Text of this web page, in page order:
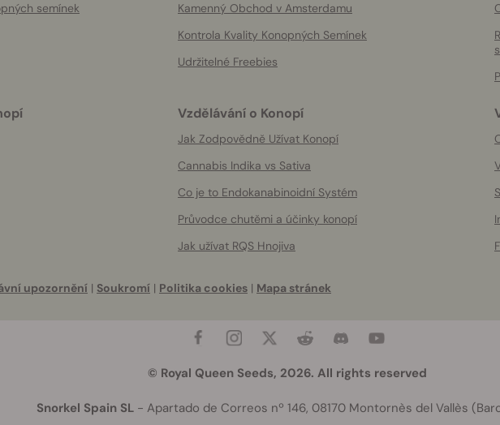
semínek
Kamenný Obchod v Amsterdamu
Kontrola Kvality Konopných Semínek
Udržitelné Freebies
Vzdělávání o Konopí
Jak Zodpovědně Užívat Konopí
Cannabis Indika vs Sativa
Co je to Endokanabinoidní Systém
Průvodce chutěmi a účinky konopí
Jak užívat RQS Hnojiva
upozornění | Soukromí | Politika cookies | Mapa stránek
© Royal Queen Seeds, 2026. All rights reserved
Snorkel Spain SL - Apartado de Correos nº 146, 08170 Montornès del Vallès